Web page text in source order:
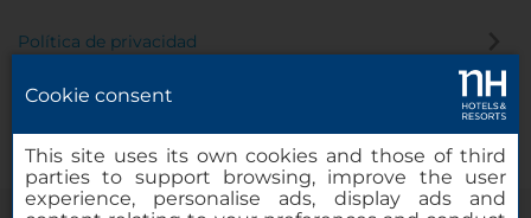
Política de privacidad
Cookie consent
This site uses its own cookies and those of third
parties to support browsing, improve the user
experience, personalise ads, display ads and